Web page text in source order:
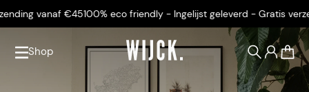
€45100% eco friendly - Ingelijst geleverd - Gratis verzending
Shop